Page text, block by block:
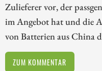
Zulieferer vor, der
im Angebot hat und die
von Batterien aus China
ZUM KOMMENTAR